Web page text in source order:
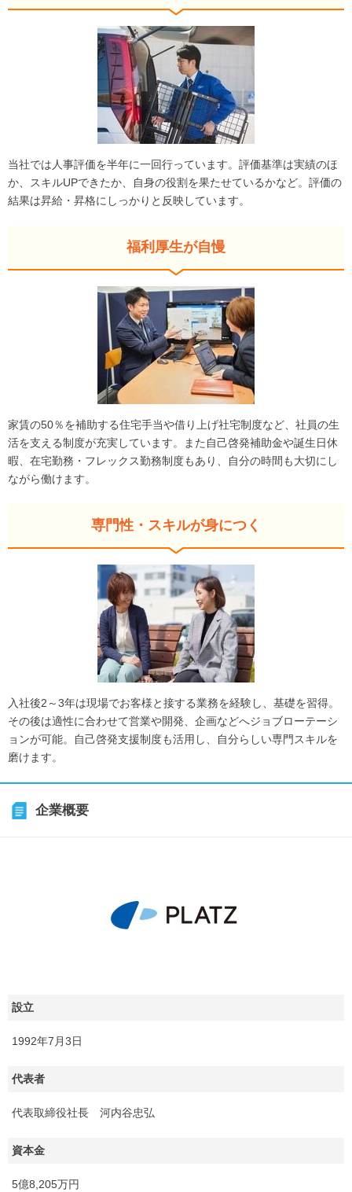
当社では人事評価を半年に一回行っています。評価基準は実績のほ
か、スキルUPできたか、自身の役割を果たせているかなど。評価の
結果は昇給・昇格にしっかりと反映しています。
福利厚生が自慢
家賃の50％を補助する住宅手当や借り上げ社宅制度など、社員の生
活を支える制度が充実しています。また自己啓発補助金や誕生日休
暇、在宅勤務・フレックス勤務制度もあり、自分の時間も大切にし
ながら働けます。
専門性・スキルが身につく
入社後2～3年は現場でお客様と接する業務を経験し、基礎を習得。
その後は適性に合わせて営業や開発、企画などへジョブローテーシ
ョンが可能。自己啓発支援制度も活用し、自分らしい専門スキルを
磨けます。
企業概要
設立
1992年7月3日
代表者
代表取締役社長 河内谷忠弘
資本金
5億8,205万円